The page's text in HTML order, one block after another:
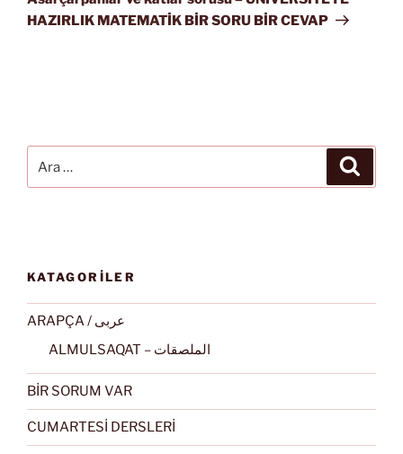
HAZIRLIK MATEMATİK BİR SORU BİR CEVAP
KATAGORİLER
ARAPÇA / عربى
ALMULSAQAT – الملصقات
BİR SORUM VAR
CUMARTESİ DERSLERİ